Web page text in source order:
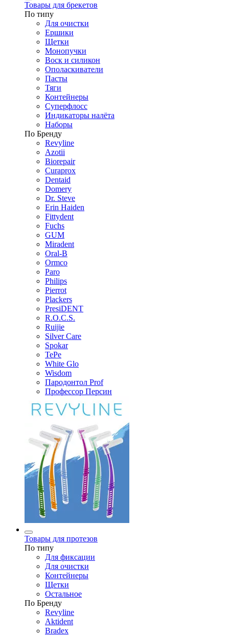
Товары для брекетов
По типу
Для очистки
Ершики
Щетки
Монопучки
Воск и силикон
Ополаскиватели
Пасты
Тяги
Контейнеры
Суперфлосс
Индикаторы налёта
Наборы
По Бренду
Revyline
Azotii
Biorepair
Curaprox
Dentaid
Domery
Dr. Steve
Erin Haiden
Fittydent
Fuchs
GUM
Miradent
Oral-B
Ormco
Paro
Philips
Pierrot
Plackers
PresiDENT
R.O.C.S.
Ruijie
Silver Care
Spokar
TePe
White Glo
Wisdom
Пародонтол Prof
Профессор Персин
Товары для протезов
По типу
Для фиксации
Для очистки
Контейнеры
Щетки
Остальное
По Бренду
Revyline
Aktident
Bradex